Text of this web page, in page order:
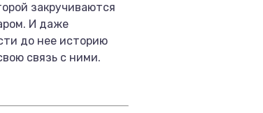
закручиваются
И даже
до нее историю
связь с ними.